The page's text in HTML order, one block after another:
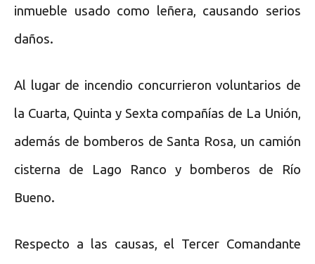
inmueble usado como leñera, causando serios
daños.
Al lugar de incendio concurrieron voluntarios de
la Cuarta, Quinta y Sexta compañías de La Unión,
además de bomberos de Santa Rosa, un camión
cisterna de Lago Ranco y bomberos de Río
Bueno.
Respecto a las causas, el Tercer Comandante